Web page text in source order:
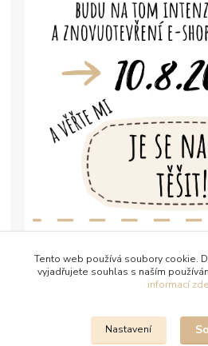
Tento web používá soubory cookie.
vyjadřujete souhlas s naším
informací zde
Nastavení